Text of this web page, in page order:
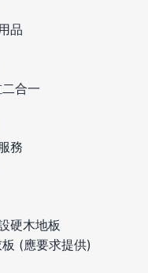
品
合一
務
硬木地板
(應要求提供)